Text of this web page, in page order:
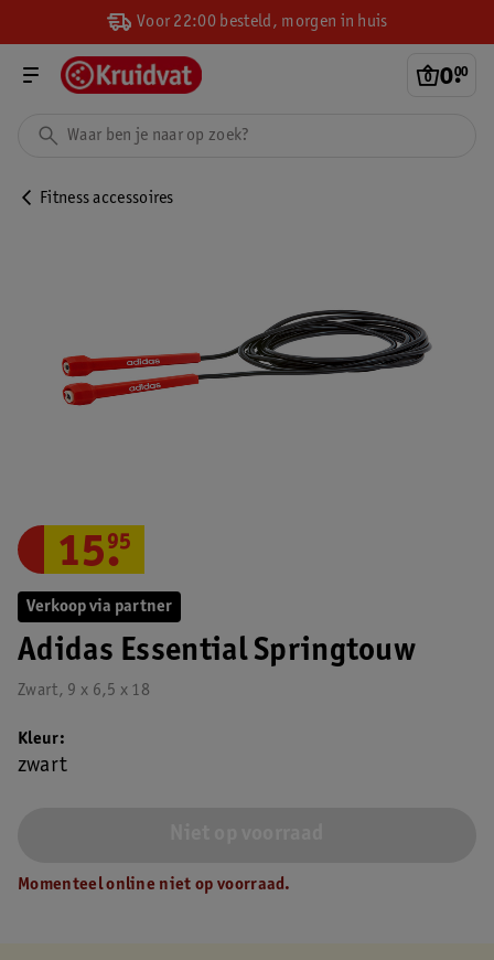
Voor 22:00 besteld, morgen in huis
0.
00
Fitness accessoires
Verkoop via partner
Adidas Essential Springtouw
Zwart, 9 x 6,5 x 18
15.
95
Kleur
zwart
Momenteel online niet op voorraad.